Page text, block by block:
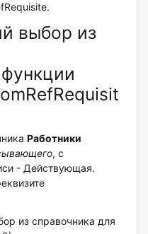
выбор из
Работники
, с
- Действующая.
из справочника для